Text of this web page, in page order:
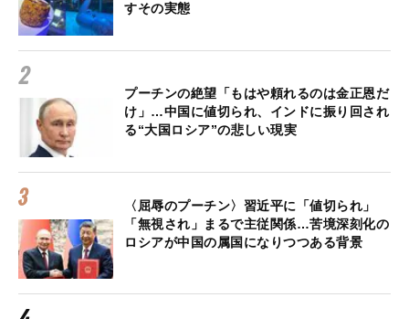
すその実態
プーチンの絶望「もはや頼れるのは金正恩だ
け」…中国に値切られ、インドに振り回され
る“大国ロシア”の悲しい現実
〈屈辱のプーチン〉習近平に「値切られ」
「無視され」まるで主従関係…苦境深刻化の
ロシアが中国の属国になりつつある背景